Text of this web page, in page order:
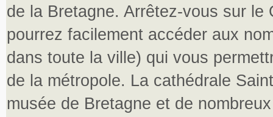
de la Bretagne. Arrêtez-vous sur le
pourrez facilement accéder aux
dans toute la ville) qui vous
de la métropole. La cathédrale
musée de Bretagne et de